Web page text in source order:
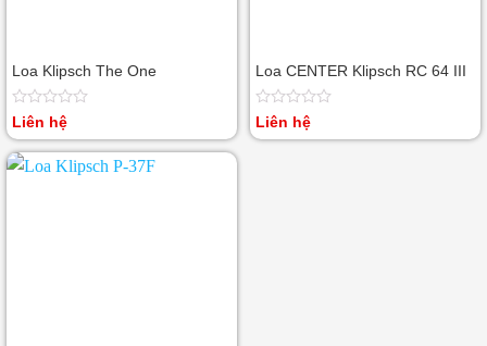
Loa Klipsch The One
Được
hạng
0
Liên hệ
Loa CENTER Klipsch RC 64 III
Được
Liên hệ